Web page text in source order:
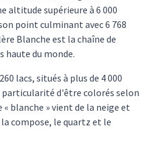
altitude supérieure à 6 000
point culminant avec 6 768
Blanche est la chaîne de
haute du monde.
lacs, situés à plus de 4 000
d'être colorés selon
blanche » vient de la neige et
compose, le quartz et le